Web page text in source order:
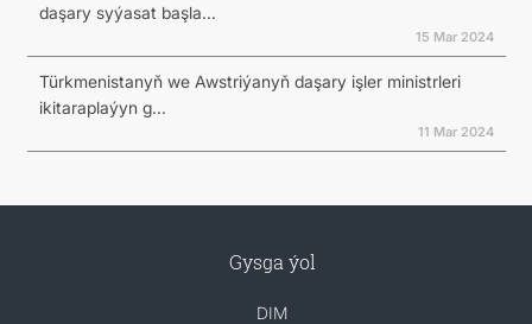
daşary syýasat başla...
15 Mar 2024
Türkmenistanyň we Awstriýanyň daşary işler ministrleri
ikitaraplaýyn g...
11 Mar 2024
Gysga ýol
DIM